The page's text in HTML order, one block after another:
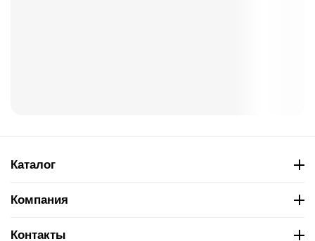
Каталог
Компания
Контакты